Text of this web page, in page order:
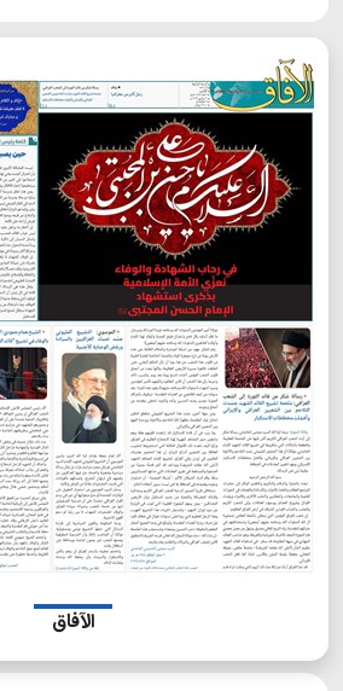
الآفاق